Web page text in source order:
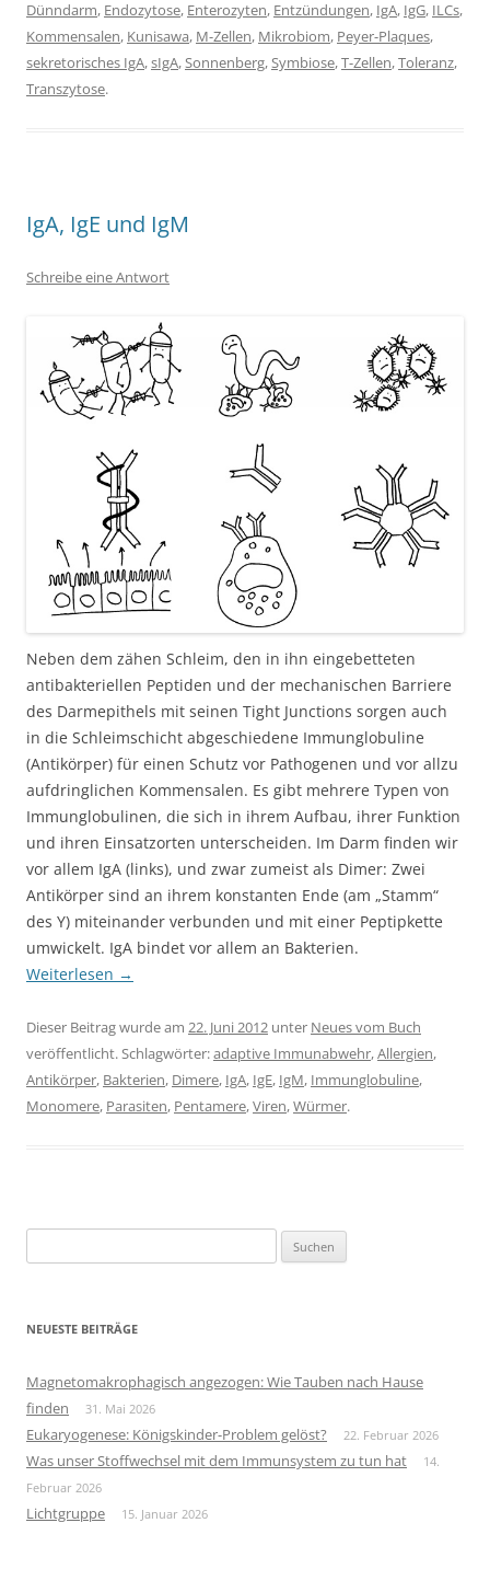
Dünndarm, Endozytose, Enterozyten, Entzündungen, IgA, IgG, ILCs,
Kommensalen, Kunisawa, M-Zellen, Mikrobiom, Peyer-Plaques,
sekretorisches IgA,sIgA, Sonnenberg, Symbiose,T-Zellen,Toleranz,
Transzytose.
IgA, IgE und IgM
Schreibe eine Antwort
Neben dem zähen Schleim, den in ihn eingebetteten
antibakteriellen Peptiden und der mechanischen Barriere
des Darmepithels mit seinen Tight Junctions sorgen auch
in die Schleimschicht abgeschiedene Immunglobuline
(Antikörper) für einen Schutz vor Pathogenen und vor allzu
aufdringlichen Kommensalen. Es gibt mehrere Typen von
Immunglobulinen, die sich in ihrem Aufbau, ihrer Funktion
und ihren Einsatzorten unterscheiden. Im Darm finden wir
vor allem IgA (links), und zwar zumeist als Dimer: Zwei
Antikörper sind an ihrem konstanten Ende (am „Stamm“
des Y) miteinander verbunden und mit einer Peptipkette
umwickelt. IgA bindet vor allem an Bakterien.
Weiterlesen →
Dieser Beitrag wurde am 22. Juni 2012 unter Neues vom Buch
veröffentlicht. Schlagwörter:adaptive Immunabwehr,Allergien,
Antikörper, Bakterien, Dimere, IgA, IgE, IgM, Immunglobuline,
Monomere, Parasiten, Pentamere,Viren,Würmer.
nach:
NEUESTE BEITRÄGE
Magnetomakrophagisch angezogen: Wie Tauben nach Hause
finden
31. Mai 2026
Eukaryogenese: Königskinder-Problem gelöst? 22. Februar 2026
Was unser Stoffwechsel mit dem Immunsystem zu tun hat
14.
Februar 2026
Lichtgruppe 15. Januar 2026